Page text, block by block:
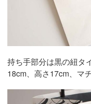
持ち手部分は黒の紐タ
18cm、高さ17cm、マ